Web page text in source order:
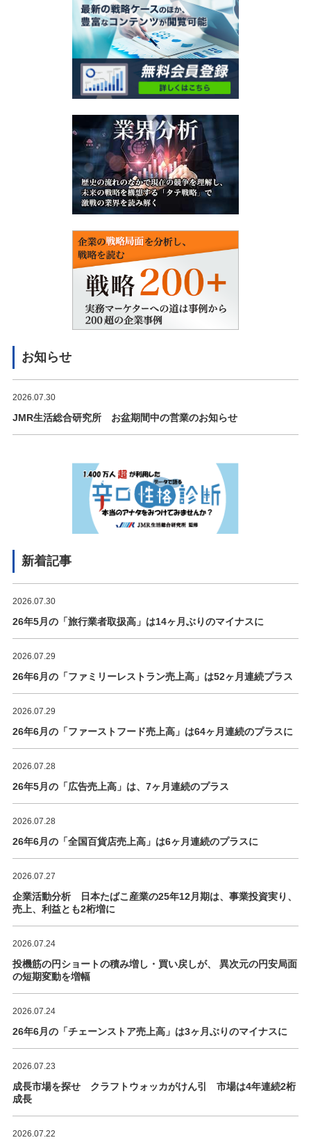
お知らせ
2026.07.30
JMR生活総合研究所 お盆期間中の営業のお知らせ
新着記事
2026.07.30
26年5月の「旅行業者取扱高」は14ヶ月ぶりのマイナスに
2026.07.29
26年6月の「ファミリーレストラン売上高」は52ヶ月連続プラス
2026.07.29
26年6月の「ファーストフード売上高」は64ヶ月連続のプラスに
2026.07.28
26年5月の「広告売上高」は、7ヶ月連続のプラス
2026.07.28
26年6月の「全国百貨店売上高」は6ヶ月連続のプラスに
2026.07.27
企業活動分析 日本たばこ産業の25年12月期は、事業投資実り、
売上、利益とも2桁増に
2026.07.24
投機筋の円ショートの積み増し・買い戻しが、 異次元の円安局面
の短期変動を増幅
2026.07.24
26年6月の「チェーンストア売上高」は3ヶ月ぶりのマイナスに
2026.07.23
成長市場を探せ クラフトウォッカがけん引 市場は4年連続2桁
成長
2026.07.22